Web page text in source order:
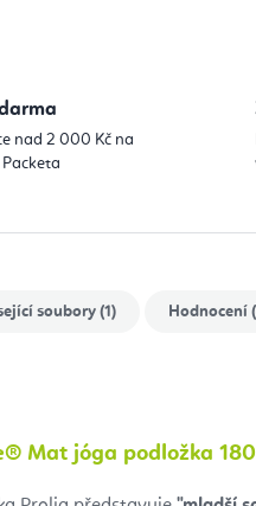
nad 2 000 Kč na
soubory (1) Hodnocení
Mat jóga podložka 180